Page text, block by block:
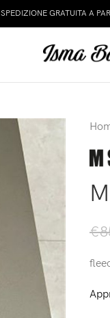
SPEDIZIONE GRATUITA A
€